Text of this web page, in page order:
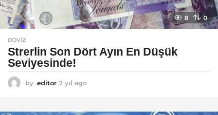
8 0
DOVIZ
Strerlin Son Dört Ayın En Düşük
Seviyesinde!
by editor 7 yıl ago
l